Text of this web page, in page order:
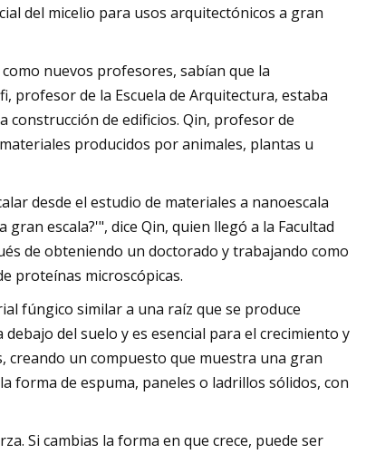
del micelio para usos arquitectónicos a gran
nuevos profesores, sabían que la
profesor de la Escuela de Arquitectura, estaba
de edificios. Qin, profesor de
producidos por animales, plantas u
desde el estudio de materiales a nanoescala
escala?'", dice Qin, quien llegó a la Facultad
de obteniendo un doctorado y trabajando como
proteínas microscópicas.
fúngico similar a una raíz que se produce
del suelo y es esencial para el crecimiento y
creando un compuesto que muestra una gran
forma de espuma, paneles o ladrillos sólidos, con
Si cambias la forma en que crece, puede ser